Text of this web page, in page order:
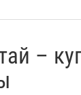
–